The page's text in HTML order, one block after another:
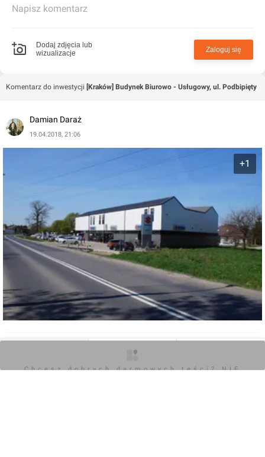
Napisz komentarz
Dodaj zdjęcia lub
wizualizacje
Zaloguj się
Komentarz do inwestycji [Kraków] Budynek Biurowo - Usługowy, ul. Podbipięty
Damian Daraż
19.04.2018, 21:06
+1
Chcesz dobrych darmowych teści? NIE